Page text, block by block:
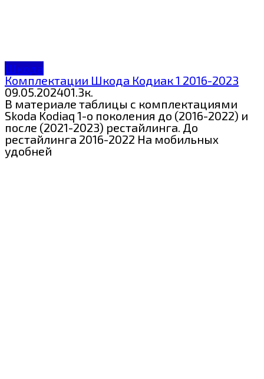
Шкода
Комплектации Шкода Кодиак 1 2016-2023
09.05.202401.3к.
В материале таблицы с комплектациями
Skoda Kodiaq 1-о поколения до (2016-2022) и
после (2021-2023) рестайлинга. До
рестайлинга 2016-2022 На мобильных
удобней